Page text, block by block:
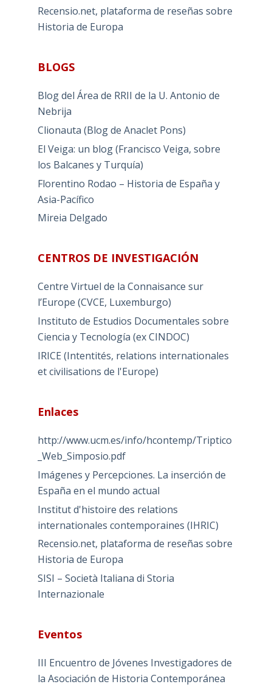
Recensio.net, plataforma de reseñas sobre
Historia de Europa
BLOGS
Blog del Área de RRII de la U. Antonio de
Nebrija
Clionauta (Blog de Anaclet Pons)
El Veiga: un blog (Francisco Veiga, sobre
los Balcanes y Turquía)
Florentino Rodao – Historia de España y
Asia-Pacífico
Mireia Delgado
CENTROS DE INVESTIGACIÓN
Centre Virtuel de la Connaisance sur
l’Europe (CVCE, Luxemburgo)
Instituto de Estudios Documentales sobre
Ciencia y Tecnología (ex CINDOC)
IRICE (Intentités, relations internationales
et civilisations de l'Europe)
Enlaces
http://www.ucm.es/info/hcontemp/Triptico
_Web_Simposio.pdf
Imágenes y Percepciones. La inserción de
España en el mundo actual
Institut d'histoire des relations
internationales contemporaines (IHRIC)
Recensio.net, plataforma de reseñas sobre
Historia de Europa
SISI – Società Italiana di Storia
Internazionale
Eventos
III Encuentro de Jóvenes Investigadores de
la Asociación de Historia Contemporánea